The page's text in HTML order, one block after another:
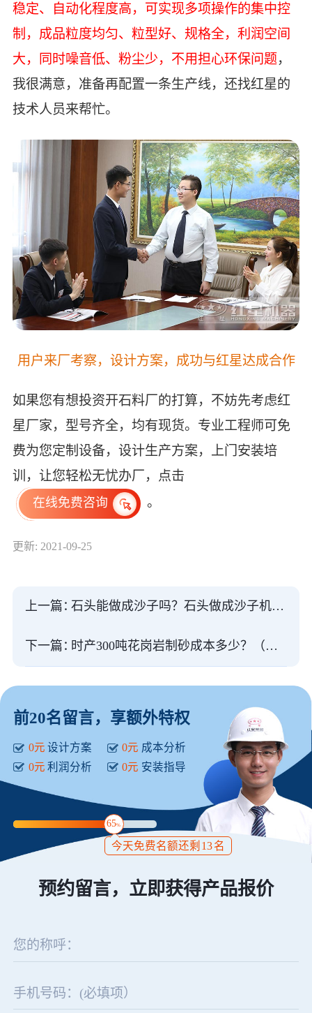
稳定、自动化程度高，可实现多项操作的集中控
制，成品粒度均匀、粒型好、规格全，利润空间
大，同时噪音低、粉尘少，不用担心环保问题，
我很满意，准备再配置一条生产线，还找红星的
技术人员来帮忙。
用户来厂考察，设计方案，成功与红星达成合作
如果您有想投资开石料厂的打算，不妨先考虑红
星厂家，型号齐全，均有现货。专业工程师可免
费为您定制设备，设计生产方案，上门安装培
训，让您轻松无忧办厂，点击
在线免费咨询 。
更新: 2021-09-25
上一篇： 石头能做成沙子吗？石头做成沙子机器多少钱？
下一篇： 时产300吨花岗岩制砂成本多少？（附真实案例视频）
前20名留言，享额外特权
0元 设计方案 0元 成本分析
0元 利润分析 0元 安装指导
65%
今天免费名额还剩 13名
预约留言，立即获得产品报价